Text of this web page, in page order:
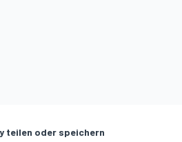
teilen oder speichern